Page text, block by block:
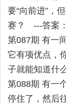
要“向前进”，
赛？ ---答案
第087期 有一
它有项优点，
子就能知道什
第088期 有一
停住了，然后